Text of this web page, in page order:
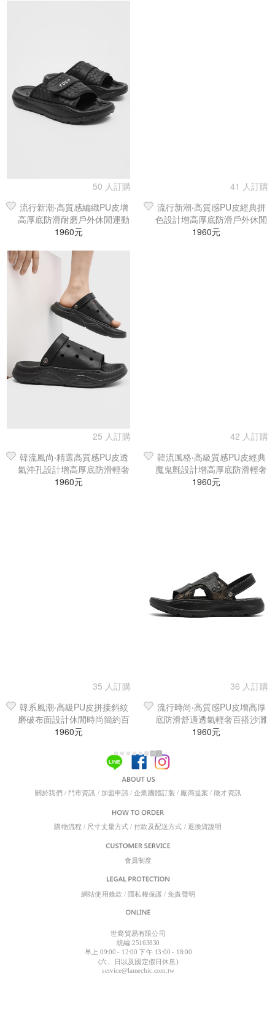
50 人訂購
流行新潮‧高質感編織PU皮增
高厚底防滑耐磨戶外休閒運動
時尚百搭沙灘鞋／涼鞋／拖鞋
1960元
41 人訂購
流行新潮‧高質感PU皮經典拼
色設計增高厚底防滑戶外休閒
時尚沙灘鞋／涼鞋／拖鞋
1960元
25 人訂購
韓流風尚‧精選高質感PU皮透
氣沖孔設計增高厚底防滑輕奢
時尚沙灘鞋／涼鞋／拖鞋
1960元
42 人訂購
韓流風格‧高級質感PU皮經典
魔鬼氈設計增高厚底防滑輕奢
時尚沙灘鞋／涼鞋／拖鞋
1960元
35 人訂購
韓系風潮‧高級PU皮拼接斜紋
磨破布面設計休閒時尚簡約百
搭沙灘鞋／涼鞋／拖鞋
1960元
36 人訂購
流行時尚‧高質感PU皮增高厚
底防滑舒適透氣輕奢百搭沙灘
鞋／涼鞋／拖鞋
1960元